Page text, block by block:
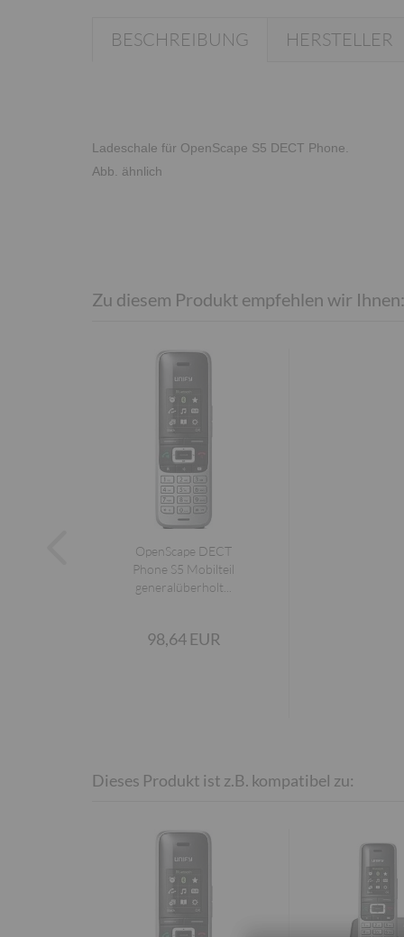
BESCHREIBUNG HERSTELLER
Ladeschale für OpenScape S5 DECT Phone.
Abb. ähnlich
Zu diesem Produkt empfehlen wir Ihnen:
OpenScape DECT
Phone S5 Mobilteil
generalüberholt...
98,64 EUR
Dieses Produkt ist z.B. kompatibel zu: